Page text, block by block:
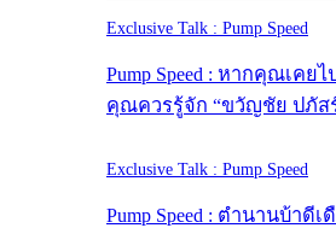
Exclusive Talk : Pump Speed
Pump Speed : หากคุณเคยไ
คุณควรรู้จัก “ขวัญชัย ปภัส
Exclusive Talk : Pump Speed
Pump Speed : ตำนานบ้าดีเ